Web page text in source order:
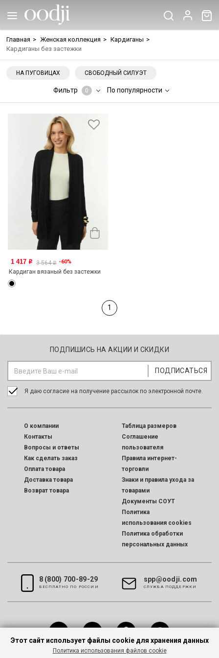
Главная > Женская коллекция > Кардиганы >
Кардиганы без застежки
НА ПУГОВИЦАХ СВОБОДНЫЙ СИЛУЭТ
Фильтр 0 По популярности
1 417 o 3 564o -60%
Кардиган вязаный без застежки
1
ПОДПИШИСЬ НА АКЦИИ И СКИДКИ
Я даю согласие на получение рассылок по электронной почте.
O компании
Контакты
Вопросы и ответы
Как сделать заказ
Оплата товара
Доставка товара
Возврат товара
Таблица размеров
Соглашение
пользователя
Правила интернет-
торговли
Знаки и правила ухода за
товарами
Документы СОУТ
Политика
использования cookies
Политика обработки
персональных данных
8 (800) 700-89-29
БЕСПЛАТНО ПО РОССИИ
spp@oodji.com
CЛУЖБА ПОДДЕРЖКИ
Этот сайт использует файлы cookie для хранения данных
Политика использования файлов cookie